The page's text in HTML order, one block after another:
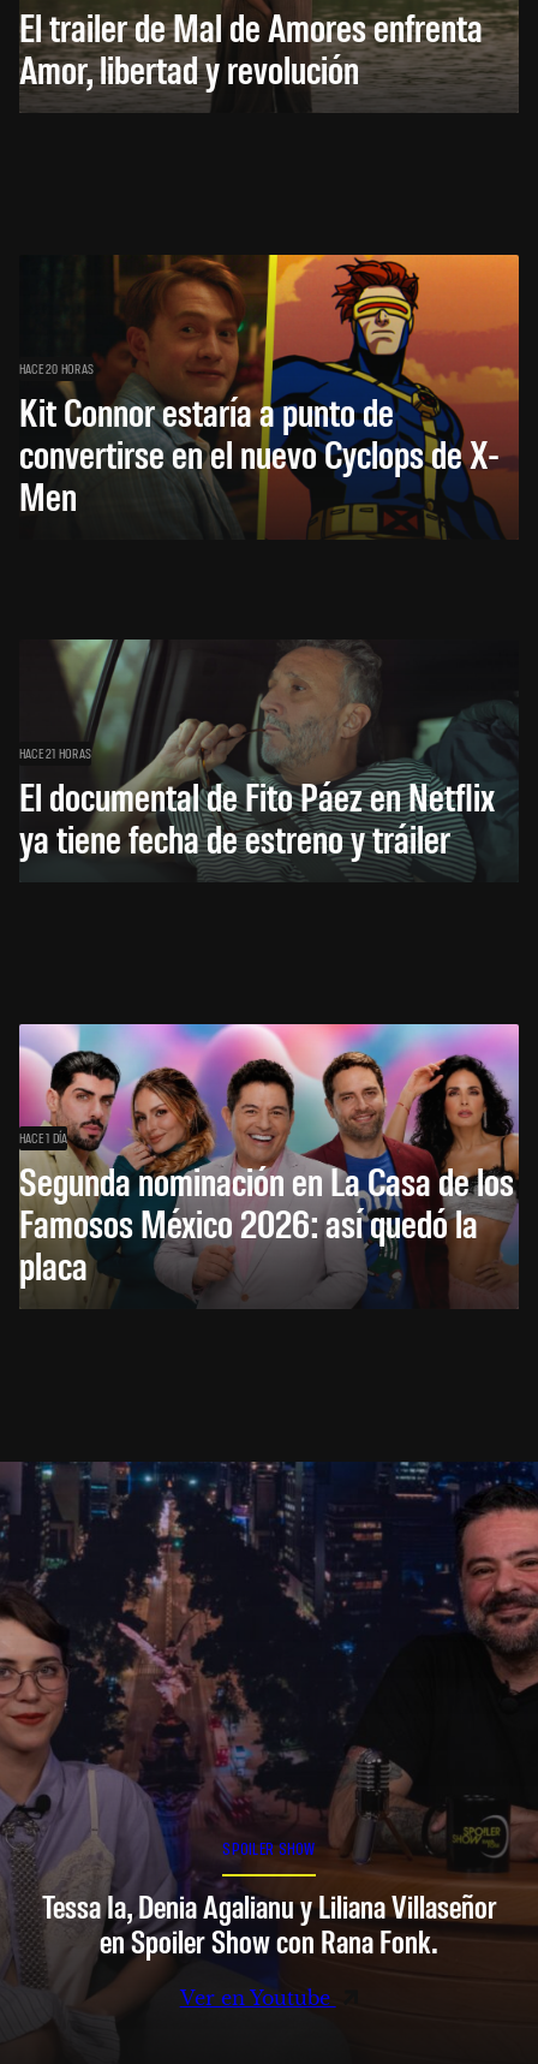
El trailer de Mal de Amores enfrenta
Amor, libertad y revolución
HACE 20 HORAS
Kit Connor estaría a punto de
convertirse en el nuevo Cyclops de X-
Men
HACE 21 HORAS
El documental de Fito Páez en Netflix
ya tiene fecha de estreno y tráiler
HACE 1 DÍA
Segunda nominación en La Casa de los
Famosos México 2026: así quedó la
placa
SPOILER SHOW
Tessa Ia, Denia Agalianu y Liliana Villaseñor
en Spoiler Show con Rana Fonk.
Ver en Youtube